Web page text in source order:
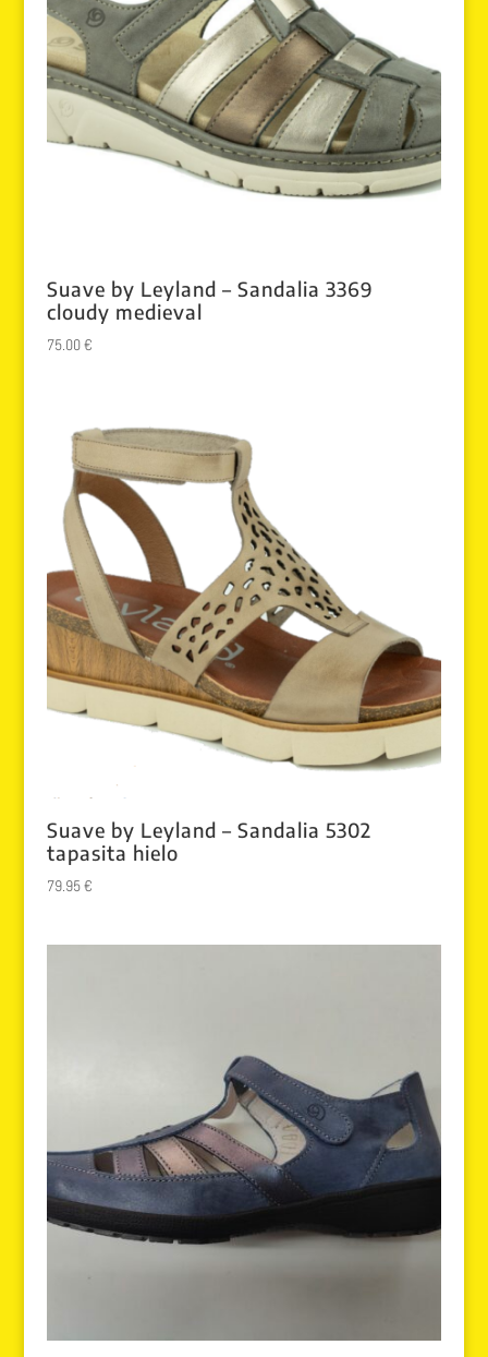
Suave by Leyland – Sandalia 3369
cloudy medieval
75.00€
Suave by Leyland – Sandalia 5302
tapasita hielo
79.95€